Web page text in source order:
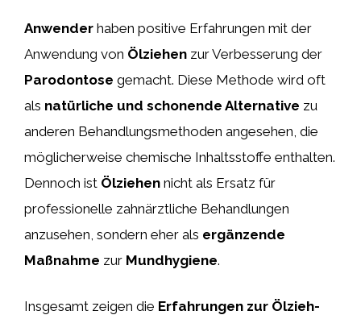
Anwender haben positive Erfahrungen mit der
Anwendung von Ölziehen zur Verbesserung der
Parodontose gemacht. Diese Methode wird oft
als natürliche und schonende Alternative zu
anderen Behandlungsmethoden angesehen, die
möglicherweise chemische Inhaltsstoffe enthalten.
Dennoch ist Ölziehen nicht als Ersatz für
professionelle zahnärztliche Behandlungen
anzusehen, sondern eher als ergänzende
Maßnahme zur Mundhygiene.
Insgesamt zeigen die Erfahrungen zur Ölzieh-